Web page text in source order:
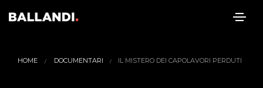
HOME DOCUMENTARI IL MISTERO DEI CAPOLAVORI PERDUTI